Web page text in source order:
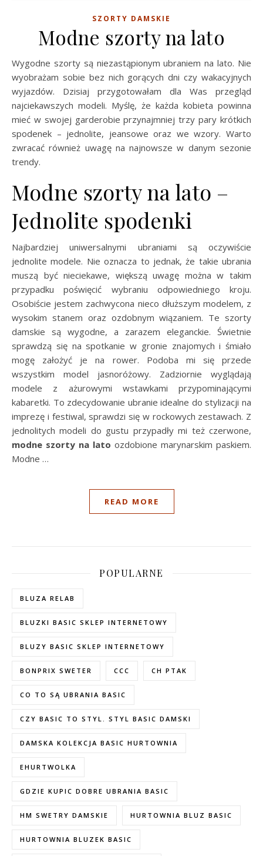
SZORTY DAMSKIE
Modne szorty na lato
Wygodne szorty są niezastąpionym ubraniem na lato. Nie
wyobrażam sobie bez nich gorących dni czy wakacyjnych
wyjazdów. Dzisiaj przygotowałam dla Was przegląd
najciekawszych modeli. Myślę, że każda kobieta powinna
mieć w swojej garderobie przynajmniej trzy pary krótkich
spodenek – jednolite, jeansowe oraz we wzory. Warto
zwracać również uwagę na najnowsze w danym sezonie
trendy.
Modne szorty na lato –
Jednolite spodenki
Najbardziej uniwersalnymi ubraniami są oczywiście
jednolite modele. Nie oznacza to jednak, że takie ubrania
muszą być nieciekawe, większą uwagę można w takim
przypadku poświęcić wybraniu odpowiedniego kroju.
Osobiście jestem zachwycona nieco dłuższym modelem, z
wysokim stanem oraz ozdobnym wiązaniem. Te szorty
damskie są wygodne, a zarazem eleganckie. Świetnie
sprawdzą się na spotkanie w gronie znajomych i śmiało
mogę założyć je na rower. Podoba mi się przede
wszystkim model jasnoróżowy. Zadziornie wyglądają
modele z ażurowymi wstawkami przypominającymi
kabaretki. To zdecydowanie ubranie idealne do stylizacji na
imprezę i festiwal, sprawdzi się w rockowych zestawach. Z
jednolitych modeli do gustu przypadły mi też czerwone,
modne szorty na lato ozdobione marynarskim paskiem.
Modne …
READ MORE
POPULARNE
BLUZA RELAB
BLUZKI BASIC SKLEP INTERNETOWY
BLUZY BASIC SKLEP INTERNETOWY
BONPRIX SWETER CCC CH PTAK
CO TO SĄ UBRANIA BASIC
CZY BASIC TO STYL. STYL BASIC DAMSKI
DAMSKA KOLEKCJA BASIC HURTOWNIA
EHURTWOLKA
GDZIE KUPIC DOBRE UBRANIA BASIC
HM SWETRY DAMSKIE HURTOWNIA BLUZ BASIC
HURTOWNIA BLUZEK BASIC